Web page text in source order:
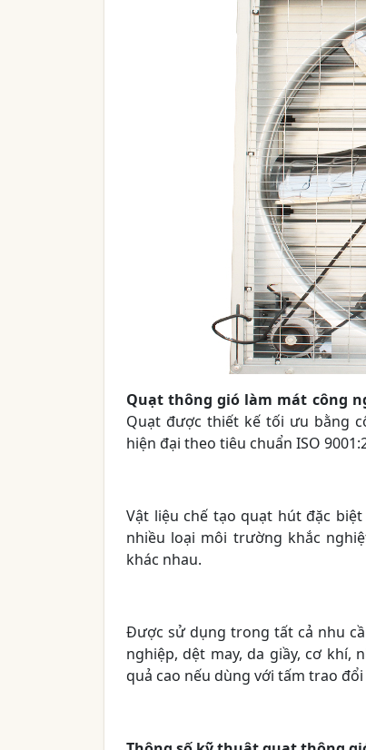
Quạt thông gió làm mát công
Quạt được thiết kế tối ưu bằng
hiện đại theo tiêu chuẩn ISO
Vật liệu chế tạo quạt hút đặc
nhiều loại môi trường khắc
khác nhau.
Được sử dụng trong tất cả nhu
nghiệp, dệt may, da giầy, cơ
quả cao nếu dùng với tấm trao